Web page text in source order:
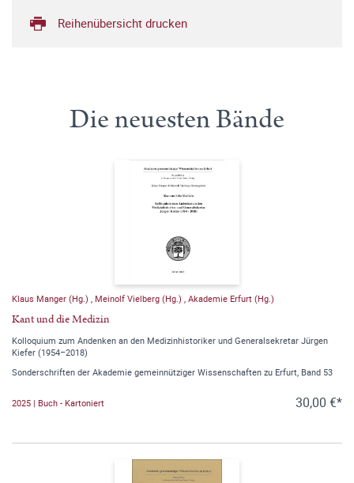
Reihenübersicht drucken
Die neuesten Bände
Klaus Manger (Hg.) , Meinolf Vielberg (Hg.) , Akademie Erfurt (Hg.)
Kant und die Medizin
Kolloquium zum Andenken an den Medizinhistoriker und Generalsekretar Jürgen
Kiefer (1954–2018)
Sonderschriften der Akademie gemeinnütziger Wissenschaften zu Erfurt, Band 53
2025 | Buch - Kartoniert 30,00 €*